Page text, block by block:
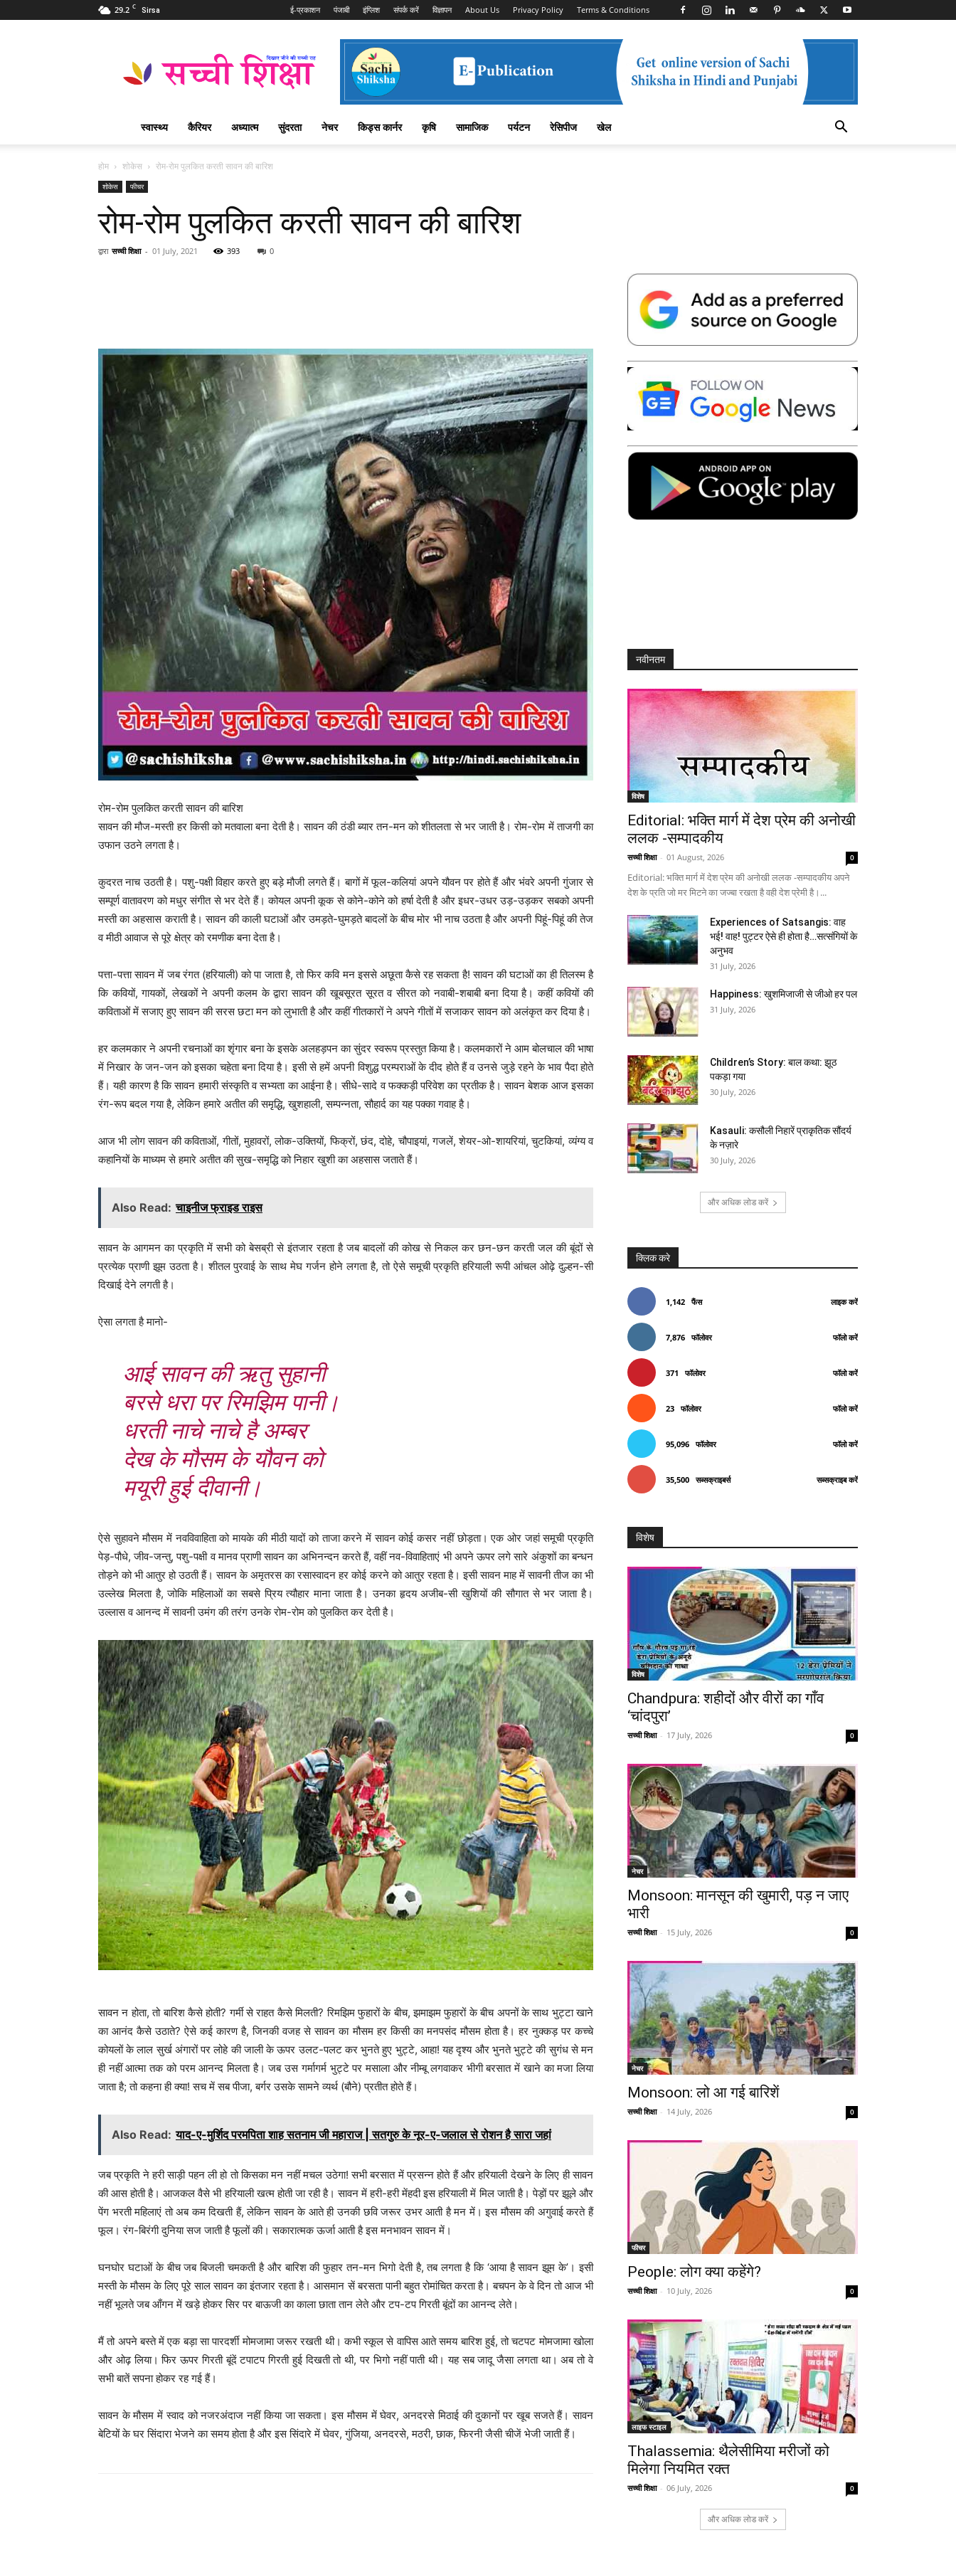
29.2 C Sirsa ई-प्रकाशन पंजाबी इंग्लिश संपर्क करें विज्ञापन About Us Privacy Policy Terms & Conditions
Shiksha
शिक्षा
पत्रिका
स्वास्थ्य कैरियर अध्यात्म सुंदरता नेचर किड्स कार्नर कृषि सामाजिक पर्यटन रेसिपीज खेल
होम शोकेस रोम-रोम पुलकित करती सावन की बारिश
शोकेस फीचर
रोम-रोम पुलकित करती सावन की बारिश
द्वारा सच्ची शिक्षा - 01 July, 2021 393 0
Telegram Copy URL
रोम-रोम पुलकित करती सावन की बारिश
सावन की मौज-मस्ती हर किसी को मतवाला बना देती है। सावन की ठंडी ब्यार तन-मन को शीतलता से भर जाती है। रोम-रोम में ताजगी का
उफान उठने लगता है।
कुदरत नाच उठती है। पशु-पक्षी विहार करते हुए बड़े मौजी लगते हैं। बागों में फूल-कलियां अपने यौवन पर होते हैं और भंवरे अपनी गुंजार से
सम्पूर्ण वातावरण को मधुर संगीत से भर देते हैं। कोयल अपनी कूक से कोने-कोने को हर्षा देती है और इधर-उधर उड़-उड़कर सबको अपनी
मस्ती का अहसास कराती है। सावन की काली घटाओं और उमड़ते-घुमड़ते बादलों के बीच मोर भी नाच उठता है और अपनी पिहूं-पिहूं की तेज
व मीठी आवाज से पूरे क्षेत्र को रमणीक बना देता है।
पत्ता-पत्ता सावन में जब रंगत (हरियाली) को पा जाता है, तो फिर कवि मन इससे अछूता कैसे रह सकता है! सावन की घटाओं का ही तिलस्म है
कि कवियों, गायकों, लेखकों ने अपनी कलम के द्वारा सावन की खूबसूरत सूरत व सीरत को नवाबी-शबाबी बना दिया है। कहीं कवियों की
कविताओं में सजाए हुए सावन की सरस छटा मन को लुभाती है और कहीं गीतकारों ने अपने गीतों में सजाकर सावन को अलंकृत कर दिया है।
हर कलमकार ने अपनी रचनाओं का शृंगार बना के इसके अलहड़पन का सुंदर स्वरूप प्रस्तुत किया है। कलमकारों ने आम बोलचाल की भाषा
में निखार के जन-जन को इसका चहेता बना दिया है। इसी से हमें अपनी विशुद्ध परम्पराओं के दीद होते हैं व उनसे जुड़े रहने के भाव पैदा होते
हैं। यही कारण है कि सावन हमारी संस्कृति व सभ्यता का आईना है। सीधे-सादे व फक्कड़ी परिवेश का प्रतीक है। सावन बेशक आज इसका
रंग-रूप बदल गया है, लेकिन हमारे अतीत की समृद्धि, खुशहाली, सम्पन्नता, सौहार्द का यह पक्का गवाह है।
आज भी लोग सावन की कविताओं, गीतों, मुहावरों, लोक-उक्तियों, फिक्रों, छंद, दोहे, चौपाइयां, गजलें, शेयर-ओ-शायरियां, चुटकियां, व्यंग्य व
कहानियों के माध्यम से हमारे अतीत की सुख-समृद्धि को निहार खुशी का अहसास जताते हैं।
Also Read: चाइनीज फ्राइड राइस
सावन के आगमन का प्रकृति में सभी को बेसब्री से इंतजार रहता है जब बादलों की कोख से निकल कर छन-छन करती जल की बूंदों से
प्रत्येक प्राणी झूम उठता है। शीतल पुरवाई के साथ मेघ गर्जन होने लगता है, तो ऐसे समूची प्रकृति हरियाली रूपी आंचल ओढ़े दुल्हन-सी
दिखाई देने लगती है।
ऐसा लगता है मानो-
आई सावन की ऋतु सुहानी
बरसे धरा पर रिमझिम पानी।
धरती नाचे नाचे है अम्बर
देख के मौसम के यौवन को
मयूरी हुई दीवानी।
ऐसे सुहावने मौसम में नवविवाहिता को मायके की मीठी यादों को ताजा करने में सावन कोई कसर नहीं छोड़ता। एक ओर जहां समूची प्रकृति
पेड़-पौधे, जीव-जन्तु, पशु-पक्षी व मानव प्राणी सावन का अभिनन्दन करते हैं, वहीं नव-विवाहिताएं भी अपने ऊपर लगे सारे अंकुशों का बन्धन
तोड़ने को भी आतुर हो उठती हैं। सावन के अमृतरस का रसास्वादन हर कोई करने को आतुर रहता है। इसी सावन माह में सावनी तीज का भी
उल्लेख मिलता है, जोकि महिलाओं का सबसे प्रिय त्यौहार माना जाता है। उनका हृदय अजीब-सी खुशियों की सौगात से भर जाता है।
उल्लास व आनन्द में सावनी उमंग की तरंग उनके रोम-रोम को पुलकित कर देती है।
सावन न होता, तो बारिश कैसे होती? गर्मी से राहत कैसे मिलती? रिमझिम फुहारों के बीच, झमाझम फुहारों के बीच अपनों के साथ भुट्टा खाने
का आनंद कैसे उठाते? ऐसे कई कारण है, जिनकी वजह से सावन का मौसम हर किसी का मनपसंद मौसम होता है। हर नुक्कड़ पर कच्चे
कोयलों के लाल सुर्ख अंगारों पर लोहे की जाली के ऊपर उलट-पलट कर भुनते हुए भुट्टे, आहा! यह दृश्य और भुनते भुट्टे की सुगंध से मन
ही नहीं आत्मा तक को परम आनन्द मिलता है। जब उस गर्मागर्म भुट्टे पर मसाला और नीम्बू लगवाकर भीगी बरसात में खाने का मजा लिया
जाता है; तो कहना ही क्या! सच में सब पीजा, बर्गर उसके सामने व्यर्थ (बौने) प्रतीत होते हैं।
Also Read: याद-ए-मुर्शिद परमपिता शाह सतनाम जी महाराज | सतगुरु के नूर-ए-जलाल से रोशन है सारा जहां
जब प्रकृति ने हरी साड़ी पहन ली हो तो किसका मन नहीं मचल उठेगा! सभी बरसात में प्रसन्न होते हैं और हरियाली देखने के लिए ही सावन
की आस होती है। आजकल वैसे भी हरियाली खत्म होती जा रही है। सावन में हरी-हरी मेंहदी इस हरियाली में मिल जाती है। पेड़ों पर झूले और
पेंग भरती महिलाएं तो अब कम दिखती हैं, लेकिन सावन के आते ही उनकी छवि जरूर उभर आती है मन में। इस मौसम की अगुवाई करते हैं
फूल। रंग-बिरंगी दुनिया सज जाती है फूलों की। सकारात्मक ऊर्जा आती है इस मनभावन सावन में।
घनघोर घटाओं के बीच जब बिजली चमकती है और बारिश की फुहार तन-मन भिगो देती है, तब लगता है कि ‘आया है सावन झूम के’। इसी
मस्ती के मौसम के लिए पूरे साल सावन का इंतजार रहता है। आसमान सें बरसता पानी बहुत रोमांचित करता है। बचपन के वे दिन तो आज भी
नहीं भूलते जब आँगन में खड़े होकर सिर पर बाऊजी का काला छाता तान लेते और टप-टप गिरती बूंदों का आनन्द लेते।
मैं तो अपने बस्ते में एक बड़ा सा पारदर्शी मोमजामा जरूर रखती थी। कभी स्कूल से वापिस आते समय बारिश हुई, तो चटपट मोमजामा खोला
और ओढ़ लिया। फिर ऊपर गिरती बूंदें टपाटप गिरती हुई दिखती तो थी, पर भिगो नहीं पाती थी। यह सब जादू जैसा लगता था। अब तो वे
सभी बातें सपना होकर रह गई हैं।
सावन के मौसम में स्वाद को नजरअंदाज नहीं किया जा सकता। इस मौसम में घेवर, अनदरसे मिठाई की दुकानों पर खूब सजते हैं। सावन
बेटियों के घर सिंदारा भेजने का समय होता है और इस सिंदारे में घेवर, गुंजिया, अनदरसे, मठरी, छाक, फिरनी जैसी चीजें भेजी जाती हैं।
Telegram Copy URL
नवीनतम
विशेष
Editorial: भक्ति मार्ग में देश प्रेम की अनोखी
ललक -सम्पादकीय
सच्ची शिक्षा - 01 August, 2026 0
Editorial: भक्ति मार्ग में देश प्रेम की अनोखी ललक -सम्पादकीय अपने
देश के प्रति जो मर मिटने का जज्बा रखता है वही देश प्रेमी है।...
Experiences of Satsangis: वाह
भई! वाह! पुट्टर ऐसे ही होता है…सत्संगियों के
अनुभव
31 July, 2026
Happiness: खुशमिजाजी से जीओ हर पल
31 July, 2026
Children’s Story: बाल कथा: झूठ
पकड़ा गया
30 July, 2026
Kasauli: कसौली निहारें प्राकृतिक सौंदर्य
के नज़ारे
30 July, 2026
और अधिक लोड करें
क्लिक करे
1,142 फैंस लाइक करें
7,876 फॉलोवर फॉलो करें
371 फॉलोवर फॉलो करें
23 फॉलोवर फॉलो करें
95,096 फॉलोवर फॉलो करें
35,500 सब्सक्राइबर्स सब्सक्राइब करें
विशेष
विशेष
Chandpura: शहीदों और वीरों का गाँव
‘चांदपुरा’
सच्ची शिक्षा - 17 July, 2026 0
नेचर
Monsoon: मानसून की खुमारी, पड़ न जाए
भारी
सच्ची शिक्षा - 15 July, 2026 0
नेचर
Monsoon: लो आ गई बारिशें
सच्ची शिक्षा - 14 July, 2026 0
फीचर
People: लोग क्या कहेंगे?
सच्ची शिक्षा - 10 July, 2026 0
लाइफ स्टाइल
Thalassemia: थैलेसीमिया मरीजों को
मिलेगा नियमित रक्त
सच्ची शिक्षा - 06 July, 2026 0
और अधिक लोड करें